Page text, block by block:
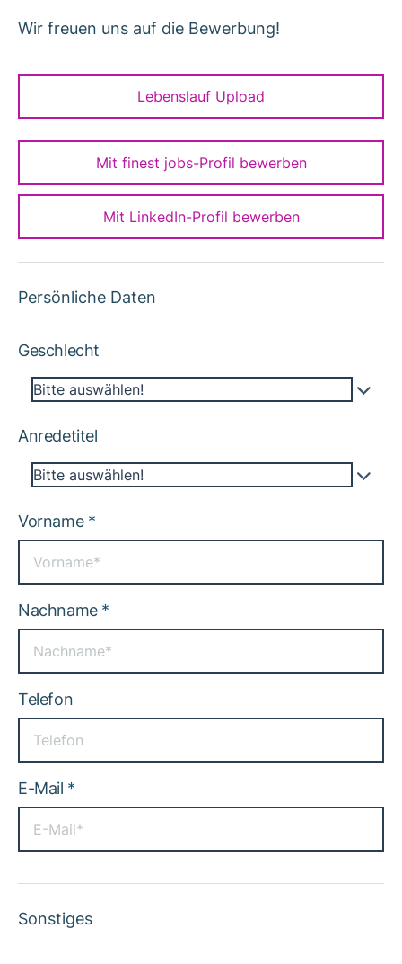
Wir freuen uns auf die Bewerbung!
Lebenslauf Upload
Mit finest jobs-Profil bewerben
Mit LinkedIn-Profil bewerben
Persönliche Daten
Geschlecht
Bitte auswählen!
Anredetitel
Bitte auswählen!
Vorname *
Nachname *
Telefon
E-Mail *
Sonstiges